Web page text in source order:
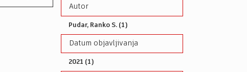
Autor
Pudar, Ranko S. (1)
Datum objavljivanja
2021 (1)